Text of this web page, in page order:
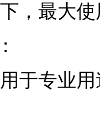
，最大使
于专业用